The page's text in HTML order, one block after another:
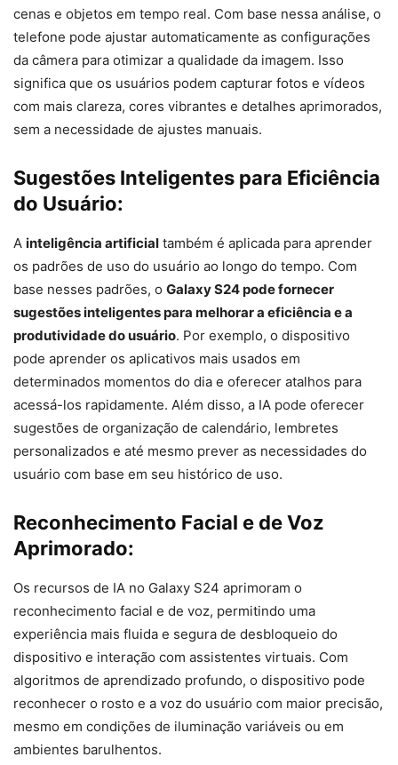
cenas e objetos em tempo real. Com base nessa análise, o
telefone pode ajustar automaticamente as configurações
da câmera para otimizar a qualidade da imagem. Isso
significa que os usuários podem capturar fotos e vídeos
com mais clareza, cores vibrantes e detalhes aprimorados,
sem a necessidade de ajustes manuais.
Sugestões Inteligentes para Eficiência
do Usuário:
A inteligência artificial também é aplicada para aprender
os padrões de uso do usuário ao longo do tempo. Com
base nesses padrões, o Galaxy S24 pode fornecer
sugestões inteligentes para melhorar a eficiência e a
produtividade do usuário. Por exemplo, o dispositivo
pode aprender os aplicativos mais usados em
determinados momentos do dia e oferecer atalhos para
acessá-los rapidamente. Além disso, a IA pode oferecer
sugestões de organização de calendário, lembretes
personalizados e até mesmo prever as necessidades do
usuário com base em seu histórico de uso.
Reconhecimento Facial e de Voz
Aprimorado:
Os recursos de IA no Galaxy S24 aprimoram o
reconhecimento facial e de voz, permitindo uma
experiência mais fluida e segura de desbloqueio do
dispositivo e interação com assistentes virtuais. Com
algoritmos de aprendizado profundo, o dispositivo pode
reconhecer o rosto e a voz do usuário com maior precisão,
mesmo em condições de iluminação variáveis ou em
ambientes barulhentos.